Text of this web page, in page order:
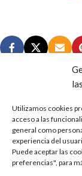
Utilizamos cookies
acceso a las
general como
experiencia del
Puede aceptar las
preferencias", para
Política de